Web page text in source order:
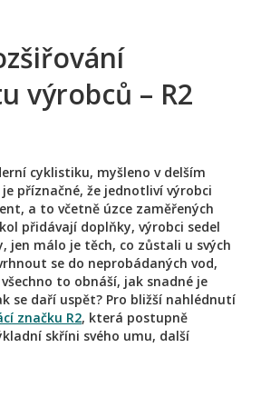
výrobců – R2
cyklistiku, myšleno v delším
příznačné, že jednotliví výrobci
a to včetně úzce zaměřených
přidávají doplňky, výrobci sedel
jen málo je těch, co zůstali u svých
se do neprobádaných vod,
to obnáší, jak snadné je
se daří uspět? Pro bližší nahlédnutí
značku R2, která postupně
skříni svého umu, další